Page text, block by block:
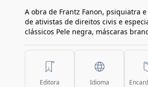
A obra de Frantz Fanon, psiquiatra
de ativistas de direitos civis e
clássicos Pele negra, máscaras
Editora Idioma